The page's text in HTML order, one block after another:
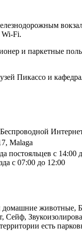
Wi-Fi.
и паркетные
Пикассо и
Malaga
постояльцев с 14:00
с 07:00 до 12:00
животные,
Сейф,
есть